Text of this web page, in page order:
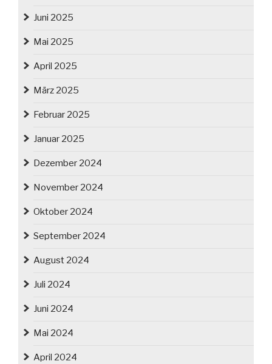
Juni 2025
Mai 2025
April 2025
März 2025
Februar 2025
Januar 2025
Dezember 2024
November 2024
Oktober 2024
September 2024
August 2024
Juli 2024
Juni 2024
Mai 2024
April 2024